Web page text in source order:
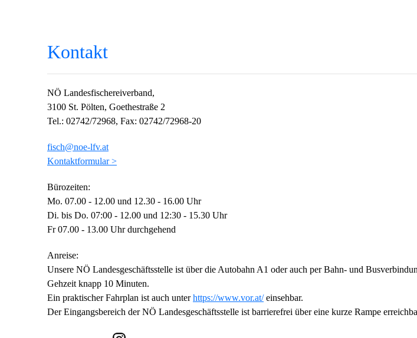
Kontakt
NÖ Landesfischereiverband,
3100 St. Pölten, Goethestraße 2
Tel.: 02742/72968, Fax: 02742/72968-20
fisch@noe-lfv.at
Kontaktformular >
Bürozeiten:
Mo. 07.00 - 12.00 und 12.30 - 16.00 Uhr
Di. bis Do. 07:00 - 12.00 und 12:30 - 15.30 Uhr
Fr 07.00 - 13.00 Uhr durchgehend
Anreise:
Unsere NÖ Landesgeschäftsstelle ist über die Autobahn A1 oder auch per Bahn- und
Gehzeit knapp 10 Minuten.
Ein praktischer Fahrplan ist auch unterhttps://www.vor.at/einsehbar.
Der Eingangsbereich der NÖ Landesgeschäftsstelle ist barrierefrei über eine kurze Rampe